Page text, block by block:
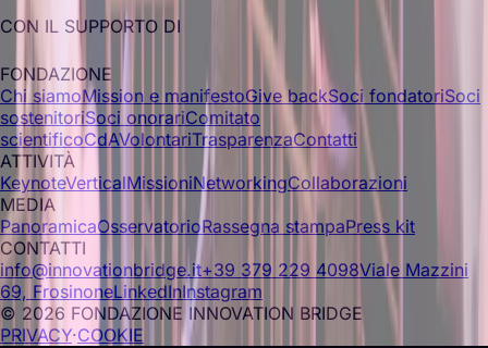
CON IL SUPPORTO DI
FONDAZIONE
Chi siamoMission e manifestoGive backSoci fondatoriSoci
sostenitoriSoci onorariComitato
scientificoCdAVolontariTrasparenzaContatti
ATTIVITÀ
KeynoteVerticalMissioniNetworkingCollaborazioni
MEDIA
PanoramicaOsservatorioRassegna stampaPress kit
CONTATTI
info@innovationbridge.it+39 379 229 4098Viale Mazzini
69, FrosinoneLinkedInInstagram
© 2026 FONDAZIONE INNOVATION BRIDGE
PRIVACY·COOKIE